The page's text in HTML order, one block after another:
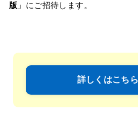
版 」にご招待します。
詳しくはこちら